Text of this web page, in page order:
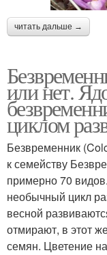
читать дальше →
или нет.
циклом
Безвременник
к семейству
примерно 70
необычный цикл
весной
отмирают, в этот
семян. Цветение